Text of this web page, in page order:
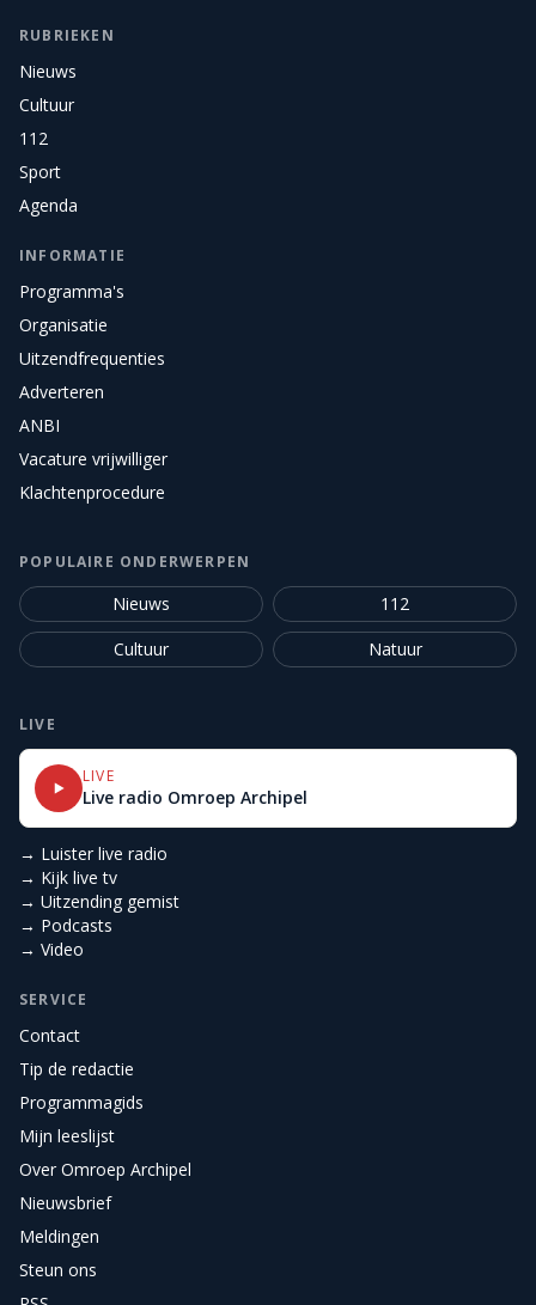
RUBRIEKEN
Nieuws
Cultuur
112
Sport
Agenda
INFORMATIE
Programma's
Organisatie
Uitzendfrequenties
Adverteren
ANBI
Vacature vrijwilliger
Klachtenprocedure
POPULAIRE ONDERWERPEN
Nieuws
112
Cultuur
Natuur
LIVE
LIVE
Live radio Omroep Archipel
→ Luister live radio
→ Kijk live tv
→ Uitzending gemist
→ Podcasts
→ Video
SERVICE
Contact
Tip de redactie
Programmagids
Mijn leeslijst
Over Omroep Archipel
Nieuwsbrief
Meldingen
Steun ons